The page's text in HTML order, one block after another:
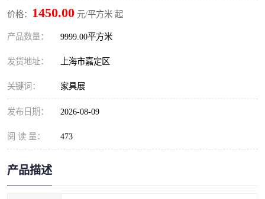
价格： 1450.00 元/平方米 起
产品数量： 9999.00平方米
发货地址： 上海市嘉定区
关键词： 家具展
发布日期： 2026-08-09
阅 读 量： 473
产品描述